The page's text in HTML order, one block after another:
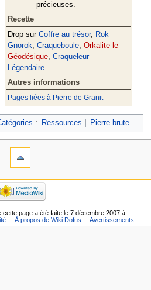
précieuses.
Recette
Drop sur Coffre au trésor, Rok
Gnorok, Craqueboule, Orkalite le
Géodésique, Craqueleur
Légendaire.
Autres informations
Pages liées à Pierre de Granit
: Ressources Pierre brute
cette page a été faite le 7 décembre 2007 à
À propos de Wiki Dofus Avertissements